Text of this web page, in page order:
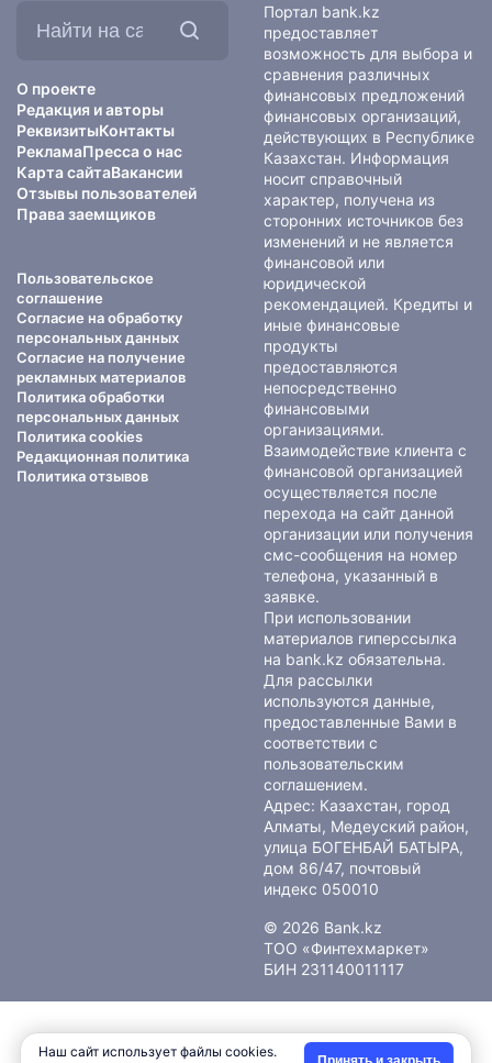
О проекте
Редакция и авторы
РеквизитыКонтакты
РекламаПресса о нас
Карта сайтаВакансии
Отзывы пользователей
Права заемщиков
Пользовательское
соглашение
Согласие на обработку
персональных данных
Согласие на получение
рекламных материалов
Политика обработки
персональных данных
Политика cookies
Редакционная политика
Политика отзывов
Портал bank.kz
предоставляет
возможность для выбора и
сравнения различных
финансовых предложений
финансовых организаций,
действующих в Республике
Казахстан. Информация
носит справочный
характер, получена из
сторонних источников без
изменений и не является
финансовой или
юридической
рекомендацией. Кредиты и
иные финансовые
продукты
предоставляются
непосредственно
финансовыми
организациями.
Взаимодействие клиента с
финансовой организацией
осуществляется после
перехода на сайт данной
организации или получения
смс-сообщения на номер
телефона, указанный в
заявке.
При использовании
материалов гиперссылка
на bank.kz обязательна.
Для рассылки
используются данные,
предоставленные Вами в
соответствии с
пользовательским
соглашением.
Адрес: Казахстан, город
Алматы, Медеуский район,
улица БОГЕНБАЙ БАТЫРА,
дом 86/47, почтовый
индекс 050010
© 2026 Bank.kz
ТОО «Финтехмаркет»
БИН 231140011117
Наш сайт использует файлы cookies.